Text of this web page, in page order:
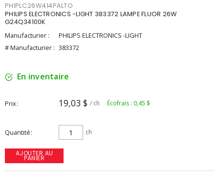
PHIPLC26W414PALTO
PHILIPS ELECTRONICS -LIGHT 383372 LAMPE FLUOR 26W
G24Q34100K
Manufacturier :
PHILIPS ELECTRONICS -LIGHT
# Manufacturier : 383372
En inventaire
Prix 19,03 $ / ch Écofrais : 0,45 $
Quantité ch
AJOUTER AU
PANIER